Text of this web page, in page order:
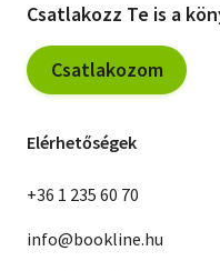
Csatlakozz Te is a
Csatlakozom
Elérhetőségek
+36 1 235 60 70
info@bookline.hu